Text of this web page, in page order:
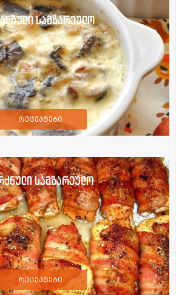
სამზარეულო
რეცეპტები
სამზარეულო
რეცეპტები